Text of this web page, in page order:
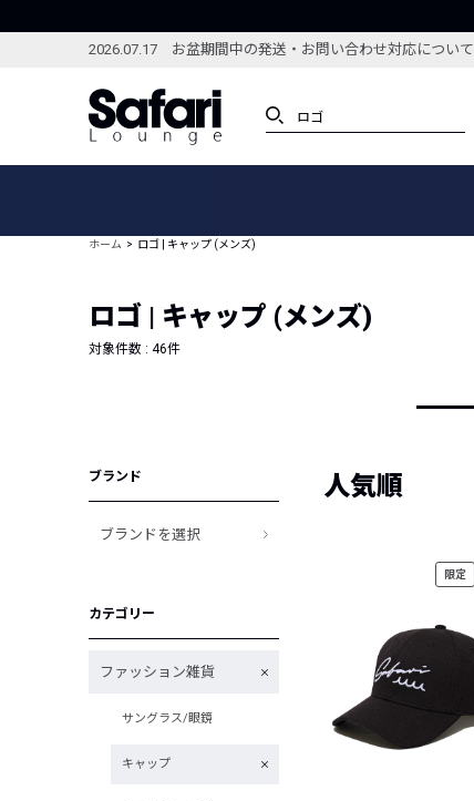
2026.07.17 お盆期間中の発送・お問い合わせ対応について
ブランドから探す
新着アイテム
編集部のおすすめアイテム
コーディネート
ホーム ロゴ | キャップ (メンズ)
ロゴ | キャップ (メンズ)
対象件数 : 46件
ブランド
ブランドを選択
カテゴリー
ファッション雑貨
サングラス/眼鏡
キャップ
人気順
限定